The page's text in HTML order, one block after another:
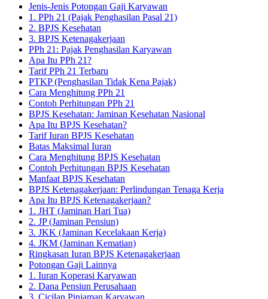
Jenis-Jenis Potongan Gaji Karyawan
1. PPh 21 (Pajak Penghasilan Pasal 21)
2. BPJS Kesehatan
3. BPJS Ketenagakerjaan
PPh 21: Pajak Penghasilan Karyawan
Apa Itu PPh 21?
Tarif PPh 21 Terbaru
PTKP (Penghasilan Tidak Kena Pajak)
Cara Menghitung PPh 21
Contoh Perhitungan PPh 21
BPJS Kesehatan: Jaminan Kesehatan Nasional
Apa Itu BPJS Kesehatan?
Tarif Iuran BPJS Kesehatan
Batas Maksimal Iuran
Cara Menghitung BPJS Kesehatan
Contoh Perhitungan BPJS Kesehatan
Manfaat BPJS Kesehatan
BPJS Ketenagakerjaan: Perlindungan Tenaga Kerja
Apa Itu BPJS Ketenagakerjaan?
1. JHT (Jaminan Hari Tua)
2. JP (Jaminan Pensiun)
3. JKK (Jaminan Kecelakaan Kerja)
4. JKM (Jaminan Kematian)
Ringkasan Iuran BPJS Ketenagakerjaan
Potongan Gaji Lainnya
1. Iuran Koperasi Karyawan
2. Dana Pensiun Perusahaan
3. Cicilan Pinjaman Karyawan